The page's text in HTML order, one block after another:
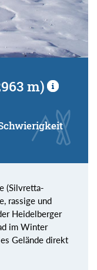
m)
(Silvretta-
rassige und
Heidelberger
im Winter
Gelände direkt